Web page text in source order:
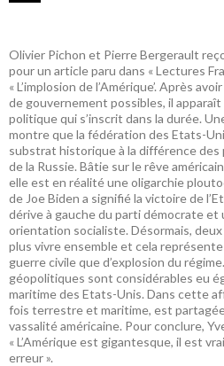
Olivier Pichon et Pierre Bergerault
pour un article paru dans « Lectures
« L’implosion de l’Amérique’. Après
de gouvernement possibles, il
politique qui s’inscrit dans la durée.
montre que la fédération des Etats-
substrat historique à la différence des
de la Russie. Bâtie sur le rêve
elle est en réalité une oligarchie
de Joe Biden a signifié la victoire de
dérive à gauche du parti démocrate
orientation socialiste. Désormais,
plus vivre ensemble et cela
guerre civile que d’explosion du
géopolitiques sont considérables eu
maritime des Etats-Unis. Dans cette
fois terrestre et maritime, est partagée
vassalité américaine. Pour conclure,
« L’Amérique est gigantesque, il est
erreur ».